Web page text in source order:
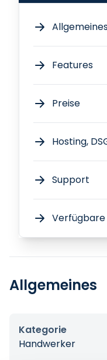
Features
Preise
Hosting,
Support
Allgemeines
Kategorie
Handwerker